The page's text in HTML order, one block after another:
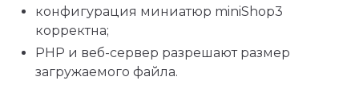
конфигурация миниатюр miniShop3
корректна;
PHP и веб-сервер разрешают размер
загружаемого файла.